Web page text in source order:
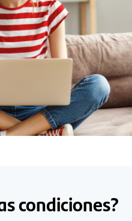
condiciones?